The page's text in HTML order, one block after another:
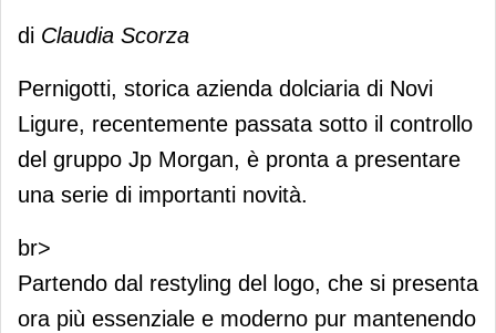
Pernigotti, al via l’operazione di
rilancio dell’azienda
di Claudia Scorza
Pernigotti, storica azienda dolciaria di Novi
Ligure, recentemente passata sotto il controllo
del gruppo Jp Morgan, è pronta a presentare
una serie di importanti novità.
br>
Partendo dal restyling del logo, che si presenta
ora più essenziale e moderno pur mantenendo